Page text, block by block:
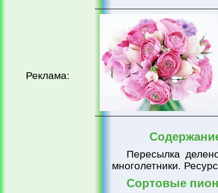
Реклама:
Пересылка
многолетники.
Сортовые